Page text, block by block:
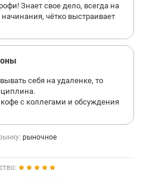
Знает свое дело, всегда на
чётко выстраивает
себя на удаленке, то
кофе с коллегами и обсуждения
рыночное